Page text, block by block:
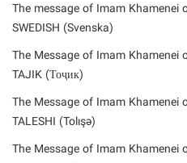
– The message of Imam Khamenei
SWEDISH (Svenska)
– The Message of Imam Khamenei
TAJIK (Тоҷик)
– The Message of Imam Khamenei
TALESHI (Tolışə)
– The Message of Imam Khamenei